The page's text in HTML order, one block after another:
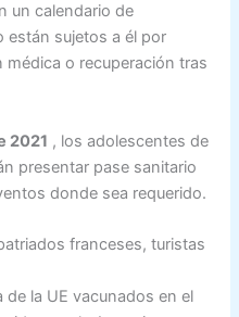
un calendario de
están sujetos a él por
o recuperación tras
2021 , los adolescentes de
presentar pase sanitario
donde sea requerido.
franceses, turistas
la UE vacunados en el